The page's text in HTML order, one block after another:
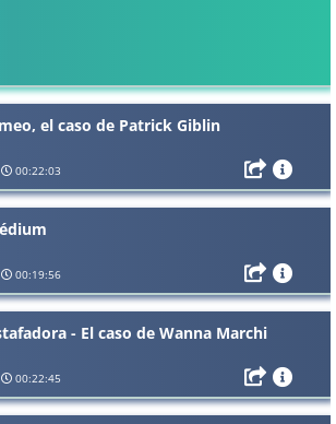
el caso de Patrick Giblin
00:22:03
00:19:56
- El caso de Wanna Marchi
00:22:45